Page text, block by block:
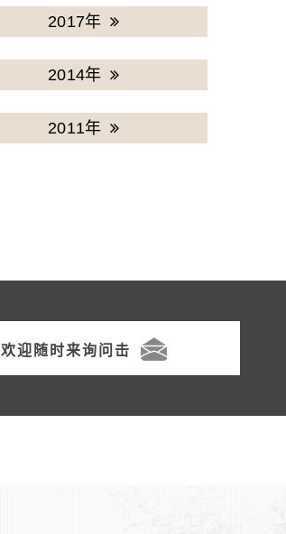
2017年
2014年
2011年
欢迎随时来询问击